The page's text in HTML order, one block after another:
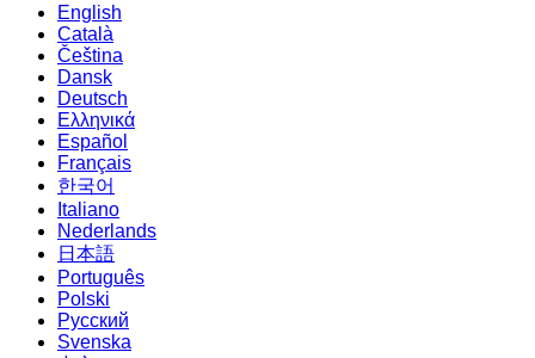
English
Català
Čeština
Dansk
Deutsch
Ελληνικά
Español
Français
한국어
Italiano
Nederlands
日本語
Português
Polski
Русский
Svenska